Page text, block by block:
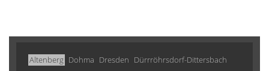
Altenberg Dohma Dresden Dürrröhrsdorf-Dittersbach